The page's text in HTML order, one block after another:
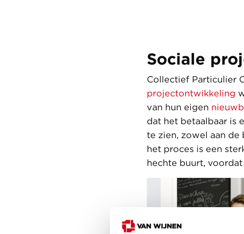
Sociale
Collectief Particulier
projectontwikkeling
van hun eigen
dat het betaalbaar is
te zien, zowel aan
het proces is een
hechte buurt,